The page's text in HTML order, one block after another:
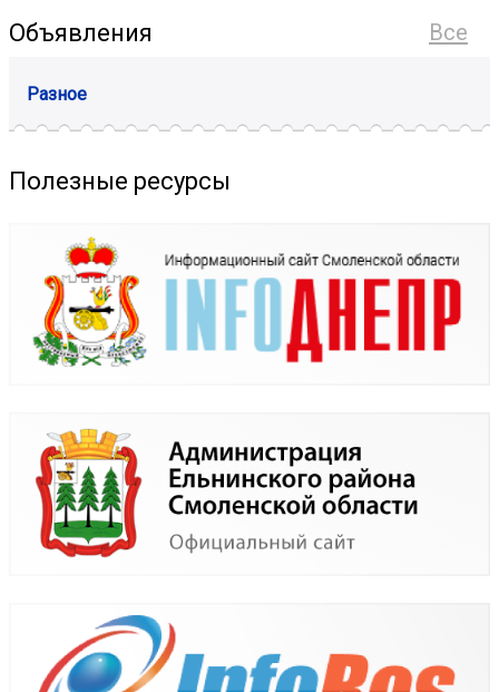
Все
Объявления
Разное
Полезные ресурсы